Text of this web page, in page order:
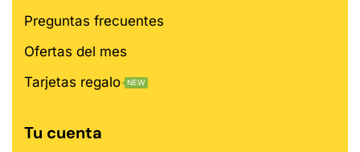
Preguntas frecuentes
Ofertas del mes
Tarjetas regalo
NEW
Tu cuenta